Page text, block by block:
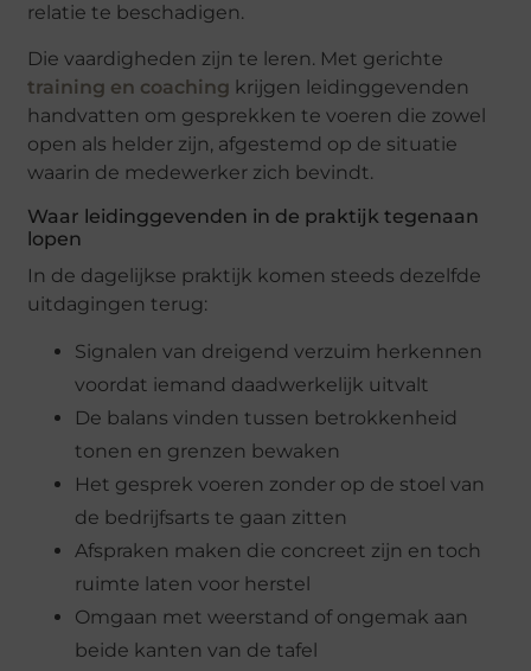
relatie te beschadigen.
Die vaardigheden zijn te leren. Met gerichte
training en coaching krijgen leidinggevenden
handvatten om gesprekken te voeren die zowel
open als helder zijn, afgestemd op de situatie
waarin de medewerker zich bevindt.
Waar leidinggevenden in de praktijk tegenaan
lopen
In de dagelijkse praktijk komen steeds dezelfde
uitdagingen terug:
Signalen van dreigend verzuim herkennen
voordat iemand daadwerkelijk uitvalt
De balans vinden tussen betrokkenheid
tonen en grenzen bewaken
Het gesprek voeren zonder op de stoel van
de bedrijfsarts te gaan zitten
Afspraken maken die concreet zijn en toch
ruimte laten voor herstel
Omgaan met weerstand of ongemak aan
beide kanten van de tafel